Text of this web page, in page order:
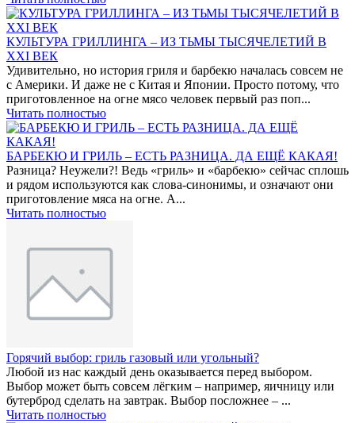
КУЛЬТУРА ГРИЛЛИНГА – ИЗ ТЬМЫ ТЫСЯЧЕЛЕТИЙ В
XXI ВЕК
Удивительно, но история гриля и барбекю началась совсем не
с Америки. И даже не с Китая и Японии. Просто потому, что
приготовленное на огне мясо человек первый раз поп...
Читать полностью
БАРБЕКЮ И ГРИЛЬ – ЕСТЬ РАЗНИЦА. ДА ЕЩЁ КАКАЯ!
Разница? Неужели?! Ведь «гриль» и «барбекю» сейчас сплошь
и рядом используются как слова-синонимы, и означают они
приготовление мяса на огне. А...
Читать полностью
Горячий выбор: гриль газовый или угольный?
Любой из нас каждый день оказывается перед выбором.
Выбор может быть совсем лёгким – например, яичницу или
бутерброд сделать на завтрак. Выбор посложнее – ...
Читать полностью